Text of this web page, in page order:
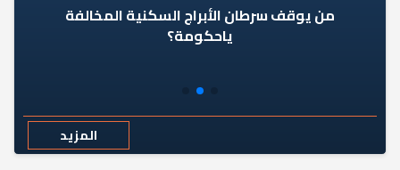
من يوقف سرطان الأبراج السكنية المخالفة
ياحكومة؟
المزيد